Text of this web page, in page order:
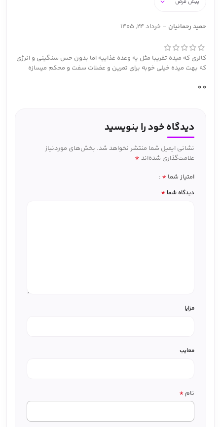
حمید رحمانیان – خرداد 24, 1405
کالری که میده تقریبا مثل یه وعده غذاییه اما بدون حس سنگینی و انرژی
که بهت میده خیلی خوبه برای تمرین و عضلات سفت و محکم میسازه
0
0
دیدگاه خود را بنویسید
نشانی ایمیل شما منتشر نخواهد شد. بخش‌های موردنیاز
علامت‌گذاری شده‌اند *
امتیاز شما *
دیدگاه شما *
مزایا
معایب
نام *